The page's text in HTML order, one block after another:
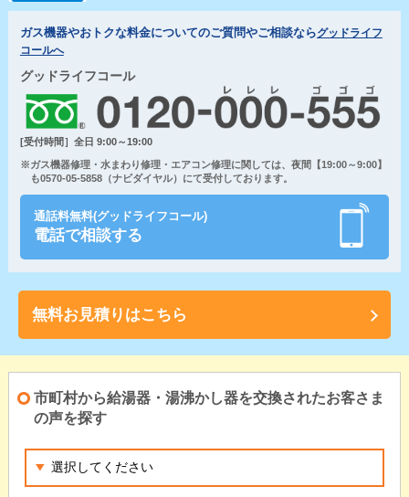
ガス機器やおトクな料金についてのご質問やご相談ならグッドライフ
コールへ
グッドライフコール
[受付時間］全日 9:00～19:00
※ガス機器修理・水まわり修理・エアコン修理に関しては、夜間【19:00～9:00】
も0570-05-5858（ナビダイヤル）にて受付しております。
通話料無料(グッドライフコール)
電話で相談する
無料お見積りはこちら
市町村から給湯器・湯沸かし器を交換されたお客さま
の声を探す